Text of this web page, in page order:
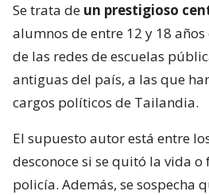
Se trata de un prestigioso
alumnos de entre 12 y 18
de las redes de escuelas
antiguas del país, a las que
cargos políticos de Tailandia.
El supuesto autor está entre
desconoce si se quitó la vida
policía. Además, se sospecha